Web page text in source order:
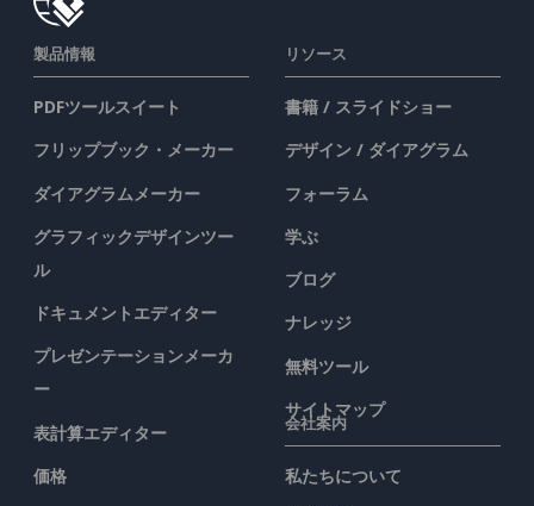
製品情報
PDFツールスイート
フリップブック・メーカー
ダイアグラムメーカー
グラフィックデザインツー
ル
ドキュメントエディター
プレゼンテーションメーカ
ー
表計算エディター
価格
リソース
書籍 / スライドショー
デザイン / ダイアグラム
フォーラム
学ぶ
ブログ
ナレッジ
無料ツール
サイトマップ
会社案内
私たちについて